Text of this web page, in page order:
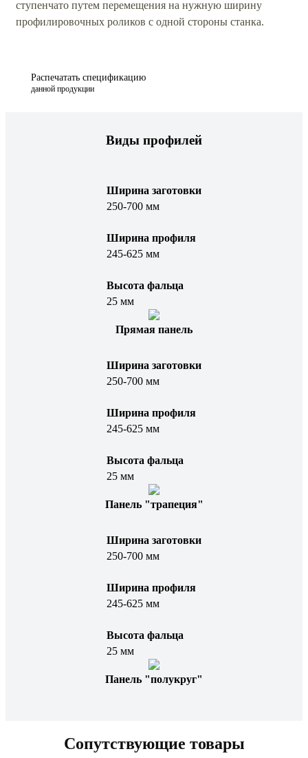
ступенчато путем перемещения на нужную ширину
профилировочных роликов с одной стороны станка.
Распечатать спецификацию
данной продукции
Виды профилей
Ширина заготовки
250-700 мм
Ширина профиля
245-625 мм
Высота фальца
25 мм
Прямая панель
Ширина заготовки
250-700 мм
Ширина профиля
245-625 мм
Высота фальца
25 мм
Панель "трапеция"
Ширина заготовки
250-700 мм
Ширина профиля
245-625 мм
Высота фальца
25 мм
Панель "полукруг"
Сопутствующие товары